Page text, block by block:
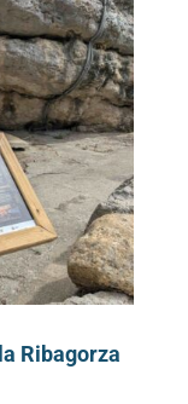
Ribagorza